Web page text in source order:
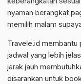
nyaman berangkat
memilih malam
Travele.id membantu
jadwal yang lebih
jarak jauh
disarankan untuk